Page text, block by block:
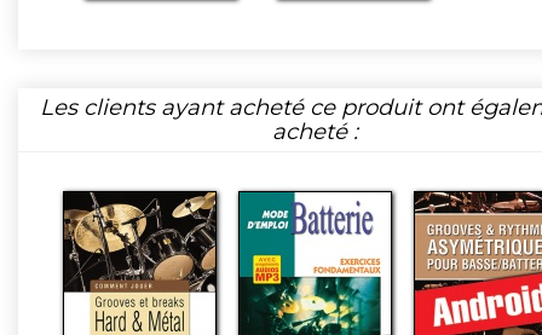
Les clients ayant acheté ce produit ont
acheté :